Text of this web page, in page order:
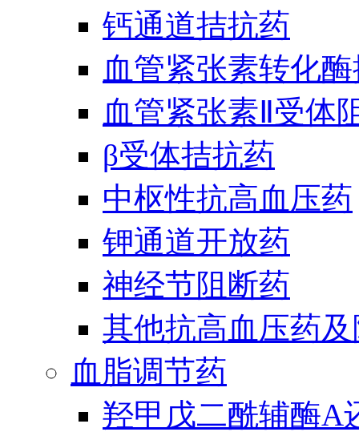
钙通道拮抗药
血管紧张素转化
血管紧张素Ⅱ受体
β受体拮抗药
中枢性抗高血压药
钾通道开放药
神经节阻断药
其他抗高血压药
血脂调节药
羟甲戊二酰辅酶A